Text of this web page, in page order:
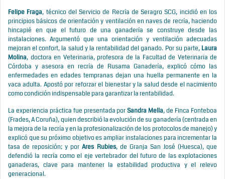
Felipe Fraga, técnico del Servicio de Recría de Seragro SCG, incidió en los
principios básicos de orientación y ventilación en naves de recría, haciendo
hincapié en que el futuro de una ganadería se construye desde las
instalaciones. Argumentó que una orientación y ventilación adecuadas
mejoran el confort, la salud y la rentabilidad del ganado. Por su parte, Laura
Molina, doctora en Veterinaria, profesora de la Facultad de Veterinaria de
Córdoba y asesora en recría de Rusama Ganadería, explicó cómo las
enfermedades en edades tempranas dejan una huella permanente en la
vaca adulta. Apostó por reforzar el bienestar y la salud desde el nacimiento
como condición indispensable para garantizar la rentabilidad.
La experiencia práctica fue presentada porSandra Mella, de Finca Fonteboa
(Frades, A Coruña), quien describió la evolución de su ganadería (centrada en
la mejora de la recría y en la profesionalización de los protocolos de manejo) y
explicó que su próximo objetivo es ampliar instalaciones para incrementar la
tasa de reposición; y porAres Rubies, de Granja San José (Huesca), que
defendió la recría como el eje vertebrador del futuro de las explotaciones
ganaderas, clave para mantener la estabilidad productiva y el relevo
generacional.